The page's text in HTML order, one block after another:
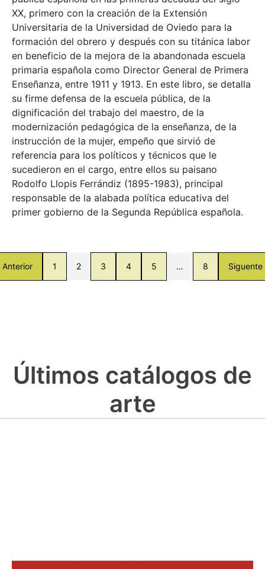
XX, primero con la creación de la Extensión
Universitaria de la Universidad de Oviedo para la
formación del obrero y después con su titánica labor
en beneficio de la mejora de la abandonada escuela
primaria española como Director General de Primera
Enseñanza, entre 1911 y 1913. En este libro, se detalla
su firme defensa de la escuela pública, de la
dignificación del trabajo del maestro, de la
modernización pedagógica de la enseñanza, de la
instrucción de la mujer, empeño que sirvió de
referencia para los políticos y técnicos que le
sucedieron en el cargo, entre ellos su paisano
Rodolfo Llopis Ferrándiz (1895-1983), principal
responsable de la alabada política educativa del
primer gobierno de la Segunda República española.
Anterior 1 2 3 4 5 … 8 Siguente
Últimos catálogos de
arte